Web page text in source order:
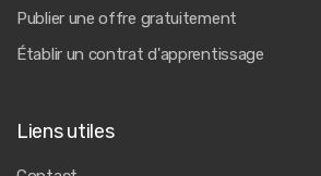
Publier une offre gratuitement
Établir un contrat d'apprentissage
Liens utiles